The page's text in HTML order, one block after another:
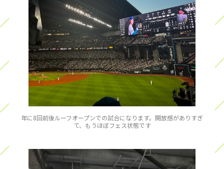
年に8回前後ルーフオープンでの試合になります。開放感がありすぎ
て、もうほぼフェス状態です